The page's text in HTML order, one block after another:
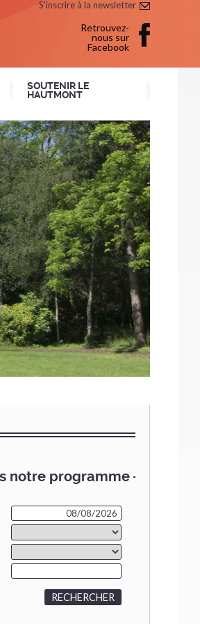
S'inscrire à la newsletter
Retrouvez-
nous sur
Facebook
SOUTENIR LE
HAUTMONT
notre programme